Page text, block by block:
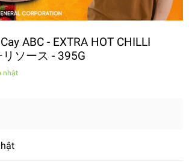
ABC - EXTRA HOT CHILLI
ソース - 395G
nhật